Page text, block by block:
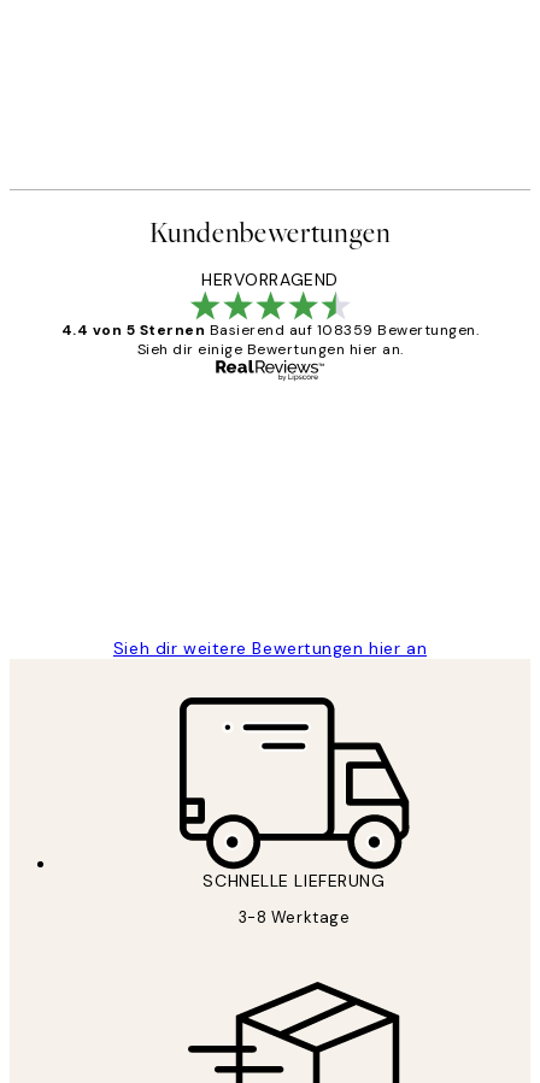
Kundenbewertungen
HERVORRAGEND
4.4 von 5 Sternen Basierend auf 108359 Bewertungen.
Sieh dir einige Bewertungen hier an.
Sieh dir weitere Bewertungen hier an
SCHNELLE LIEFERUNG
3-8 Werktage